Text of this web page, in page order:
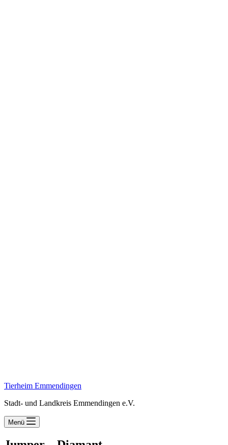
Tierheim Emmendingen
Stadt- und Landkreis Emmendingen e.V.
Menü